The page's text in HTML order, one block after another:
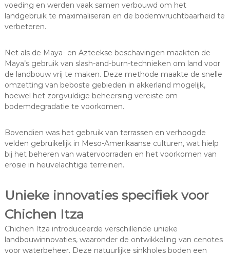
voeding en werden vaak samen verbouwd om het
landgebruik te maximaliseren en de bodemvruchtbaarheid te
verbeteren.
Net als de Maya- en Azteekse beschavingen maakten de
Maya’s gebruik van slash-and-burn-technieken om land voor
de landbouw vrij te maken. Deze methode maakte de snelle
omzetting van beboste gebieden in akkerland mogelijk,
hoewel het zorgvuldige beheersing vereiste om
bodemdegradatie te voorkomen.
Bovendien was het gebruik van terrassen en verhoogde
velden gebruikelijk in Meso-Amerikaanse culturen, wat hielp
bij het beheren van watervoorraden en het voorkomen van
erosie in heuvelachtige terreinen.
Unieke innovaties specifiek voor
Chichen Itza
Chichen Itza introduceerde verschillende unieke
landbouwinnovaties, waaronder de ontwikkeling van cenotes
voor waterbeheer. Deze natuurlijke sinkholes boden een